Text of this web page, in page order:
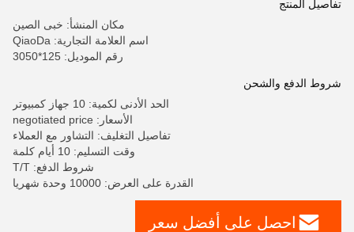
تفاصيل المنتج
مكان المنشأ: خبى الصين
اسم العلامة التجارية: QiaoDa
رقم الموديل: 125*3050
شروط الدفع والشحن
الحد الأدنى لكمية: 10 جهاز كمبيوتر
الأسعار: negotiated price
تفاصيل التغليف: التشاور مع العملاء
وقت التسليم: 10 أيام كلمة
شروط الدفع: T/T
القدرة على العرض: 10000 وحدة شهريا
احصل على أفضل سعر